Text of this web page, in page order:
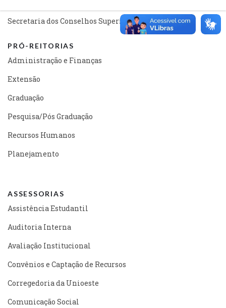
Secretaria dos Conselhos Superiores
PRÓ-REITORIAS
Administração e Finanças
Extensão
Graduação
Pesquisa/Pós Graduação
Recursos Humanos
Planejamento
ASSESSORIAS
Assistência Estudantil
Auditoria Interna
Avaliação Institucional
Convênios e Captação de Recursos
Corregedoria da Unioeste
Comunicação Social